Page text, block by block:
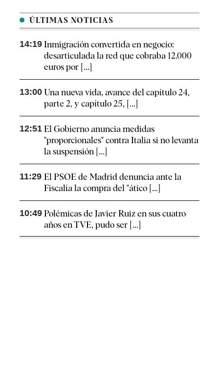
ÚLTIMAS NOTICIAS
14:19 Inmigración convertida en negocio:
desarticulada la red que cobraba 12.000
euros por [...]
13:00 Una nueva vida, avance del capítulo 24,
parte 2, y capítulo 25, [...]
12:51 El Gobierno anuncia medidas
"proporcionales" contra Italia si no levanta
la suspensión [...]
11:29 El PSOE de Madrid denuncia ante la
Fiscalía la compra del "ático [...]
10:49 Polémicas de Javier Ruiz en sus cuatro
años en TVE, pudo ser [...]